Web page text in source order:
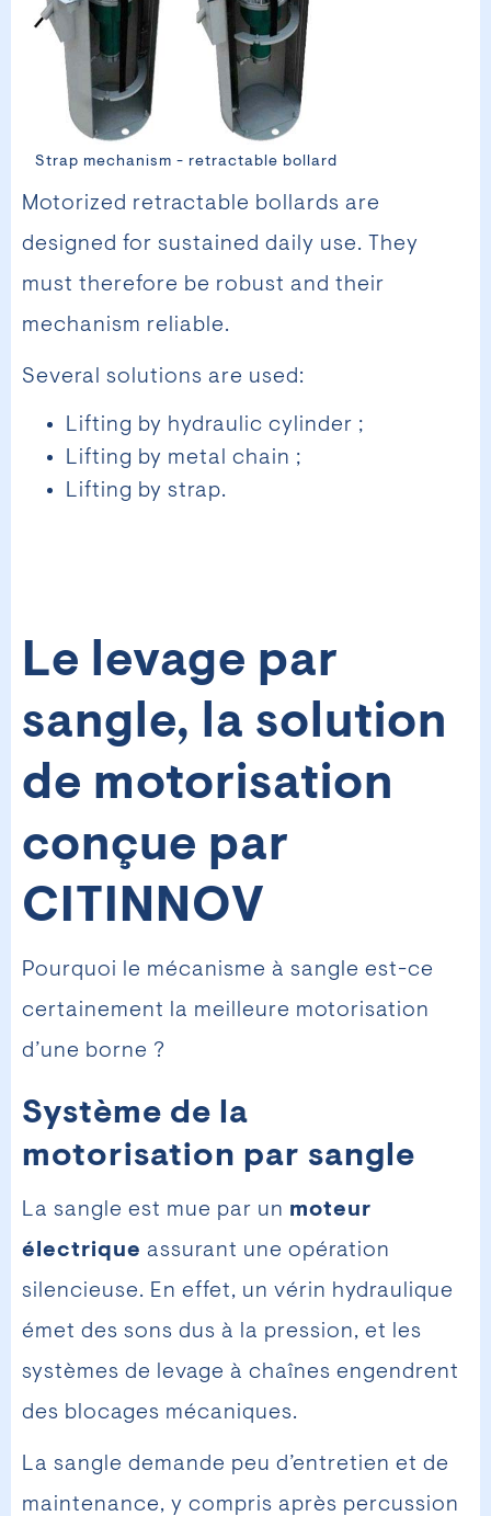
Strap mechanism - retractable bollard
Motorized retractable bollards are
designed for sustained daily use. They
must therefore be robust and their
mechanism reliable.
Several solutions are used:
Lifting by hydraulic cylinder ;
Lifting by metal chain ;
Lifting by strap.
Le levage par
sangle, la solution
de motorisation
conçue par
CITINNOV
Pourquoi le mécanisme à sangle est-ce
certainement la meilleure motorisation
d’une borne ?
Système de la
motorisation par sangle
La sangle est mue par un moteur
électrique assurant une opération
silencieuse. En effet, un vérin hydraulique
émet des sons dus à la pression, et les
systèmes de levage à chaînes engendrent
des blocages mécaniques.
La sangle demande peu d’entretien et de
maintenance, y compris après percussion